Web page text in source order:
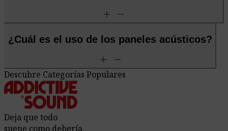
add remove
¿Cuál es el uso de los paneles acústicos?
add remove
Descubre Categorías Populares
Deja que todo
suene como debería.